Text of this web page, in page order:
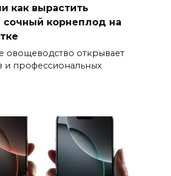
как вырастить
сочный корнеплод на
овощеводство открывает
и профессиональных